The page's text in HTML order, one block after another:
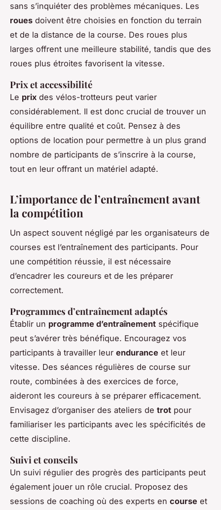
sans s’inquiéter des problèmes mécaniques. Les
roues doivent être choisies en fonction du terrain
et de la distance de la course. Des roues plus
larges offrent une meilleure stabilité, tandis que des
roues plus étroites favorisent la vitesse.
Prix et accessibilité
Le prix des vélos-trotteurs peut varier
considérablement. Il est donc crucial de trouver un
équilibre entre qualité et coût. Pensez à des
options de location pour permettre à un plus grand
nombre de participants de s’inscrire à la course,
tout en leur offrant un matériel adapté.
L’importance de l’entraînement avant
la compétition
Un aspect souvent négligé par les organisateurs de
courses est l’entraînement des participants. Pour
une compétition réussie, il est nécessaire
d’encadrer les coureurs et de les préparer
correctement.
Programmes d’entraînement adaptés
Établir un programme d’entraînement spécifique
peut s’avérer très bénéfique. Encouragez vos
participants à travailler leur endurance et leur
vitesse. Des séances régulières de course sur
route, combinées à des exercices de force,
aideront les coureurs à se préparer efficacement.
Envisagez d’organiser des ateliers de trot pour
familiariser les participants avec les spécificités de
cette discipline.
Suivi et conseils
Un suivi régulier des progrès des participants peut
également jouer un rôle crucial. Proposez des
sessions de coaching où des experts en course et